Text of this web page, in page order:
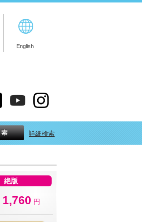
English
詳細検索
絶版
1,760 円